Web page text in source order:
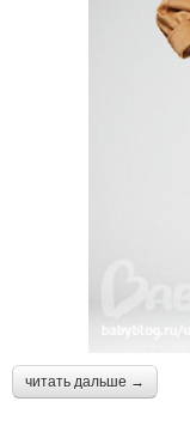
читать дальше →